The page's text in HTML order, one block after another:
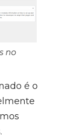
no
é o